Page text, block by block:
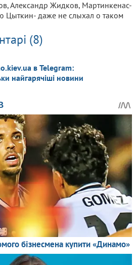
Александр Жидков, Мартинкенас-
Цыткин- даже не слыхал о таком
(8)
в Telegram:
найгарячіші новини